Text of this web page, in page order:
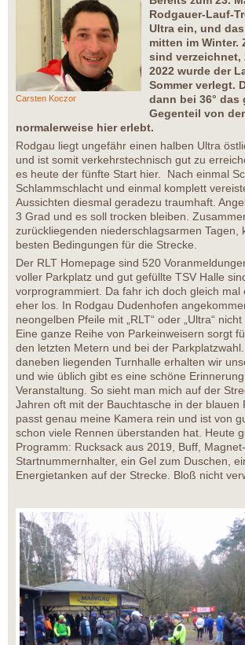
Carsten Koczor
Rodgauer-Lauf-
Ultra ein, und
mitten im Winter.
sind verzeichnet,
2022 wurde der
Sommer verlegt.
dann bei 36° das
Gegenteil von
normalerweise hier erlebt.
Rodgau liegt ungefähr einen halben Ultra
und ist somit verkehrstechnisch gut zu
es heute der fünfte Start hier. Nach einmal
Schlammschlacht und einmal komplett
Aussichten diesmal geradezu traumhaft.
3 Grad und es soll trocken bleiben.
zurückliegenden niederschlagsarmen Tagen,
besten Bedingungen für die Strecke.
Der RLT Homepage sind 520
voller Parkplatz und gut gefüllte TSV Halle
vorprogrammiert. Da fahr ich doch gleich mal
eher los. In Rodgau Dudenhofen
neongelben Pfeile mit „RLT“ oder „Ultra“
Eine ganze Reihe von Parkeinweisern sorgt
den letzten Metern und bei der
daneben liegenden Turnhalle erhalten wir
und wie üblich gibt es eine schöne
Veranstaltung. So sieht man mich auf der
Jahren oft mit der Bauchtasche in der blauen
passt genau meine Kamera rein und ist von
schon viele Rennen überstanden hat. Heute
Programm: Rucksack aus 2019, Buff, Magnet-
Startnummernhalter, ein Gel zum Duschen,
Energietanken auf der Strecke. Bloß nicht